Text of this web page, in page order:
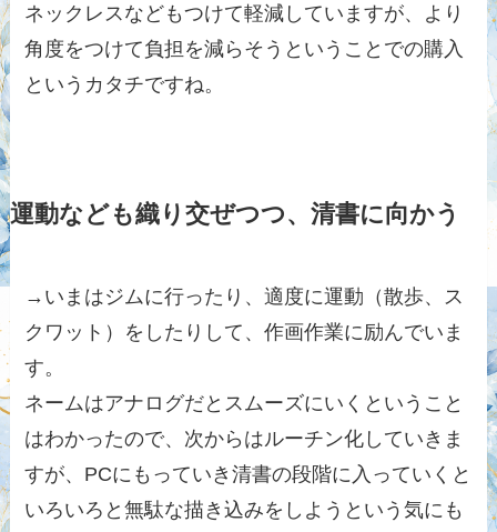
ネックレスなどもつけて軽減していますが、より
角度をつけて負担を減らそうということでの購入
というカタチですね。
運動なども織り交ぜつつ、清書に向かう
→いまはジムに行ったり、適度に運動（散歩、ス
クワット）をしたりして、作画作業に励んでいま
す。
ネームはアナログだとスムーズにいくということ
はわかったので、次からはルーチン化していきま
すが、PCにもっていき清書の段階に入っていくと
いろいろと無駄な描き込みをしようという気にも